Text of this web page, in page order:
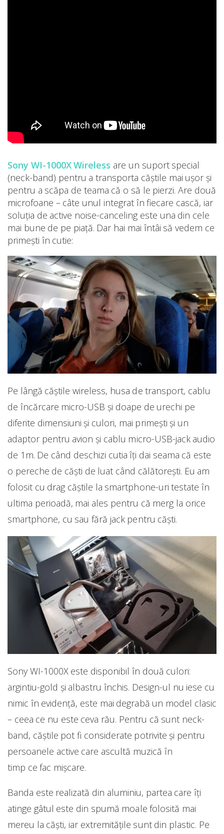
Sony WI-1000X Wireless are un suport special
(neck-band) pentru a transporta căștile mai ușor și
pentru a scăpa de teama că o să le pierzi. Are două
microfoane – câte unul integrat în fiecare cască, iar
soluția de active noise-canceling este una din cele
mai bune de pe piață. Dar hai mai întâi să vedem ce
primești în cutie:
Pe lângă căștile wireless, husa de transport, cablu
de încărcare micro-USB și doape de urechi pe
diferite dimensiuni și culori, mai primești și un
adaptor pentru avion și cablu micro-USB-jack audio
de 1m. De când deschizi cutia îți dai seama că este
o pereche de căști de luat când călătorești. Eu am
folosit cu drag căștile la smartphone-uri testate în
ultima perioadă, mai ales pentru că merg la orice
smartphone, cu sau fără jack pentru căști.
Sony WI-1000X este disponibil în două culori:
argintiu-gold și albastru închis. Design-ul nu iese cu
nimic în evidență, este mai degrabă un model clasic
– ceea ce nu este ceva rău. Pentru că sunt neck-
band, căștile pot fi considerate potrivite și pentru
persoanele active care ascultă muzică în
timp ce fac mișcare.
Banda este realizată din aluminiu, partea care îți
atinge gâtul este din spumă moale folosită mai
mereu la căști, iar extremitățile sunt din plastic. Pe